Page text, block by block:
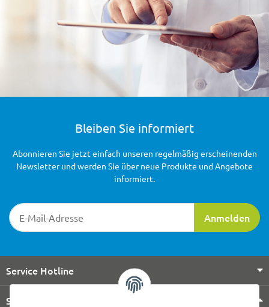
Bleiben Sie informiert
Newsletter-Registrierung
Anmelden
Abonnieren Sie jetzt einfach unseren regelmäßig erscheinenden
Newsletter und werden Sie über neue Produkte und Angebote
informiert.
Service Hotline
Shop Service